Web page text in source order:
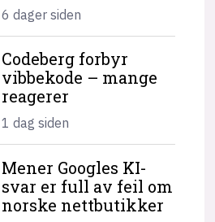
6 dager siden
Codeberg forbyr
vibbekode – mange
reagerer
1 dag siden
Mener Googles KI-
svar er full av feil om
norske nettbutikker